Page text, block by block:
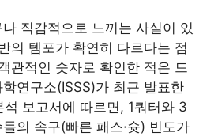
직감적으로 느끼는 사실이 있
의 템포가 확연히 다르다는 점
관적인 숫자로 확인한 적은 드
연구소(ISSS)가 최근 발표한
석 보고서에 따르면, 1쿼터와 3
의 속구(빠른 패스·슛) 빈도가